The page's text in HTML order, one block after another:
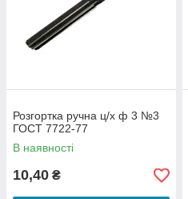
Розгортка ручна ц/х ф 3 №3
ГОСТ 7722-77
В наявності
10,40 ₴